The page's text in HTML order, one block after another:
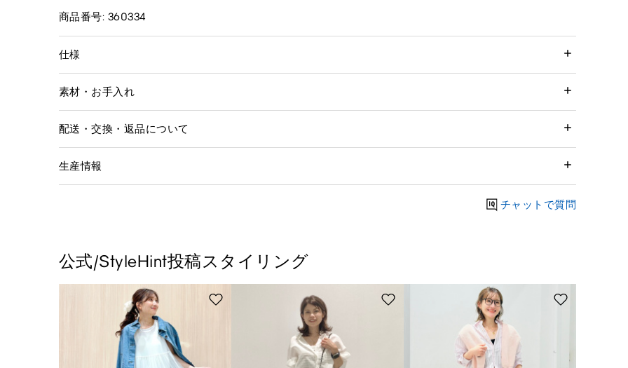
商品番号: 360334
仕様
素材・お手入れ
配送・交換・返品について
生産情報
チャットで質問
公式/StyleHint投稿スタイリング